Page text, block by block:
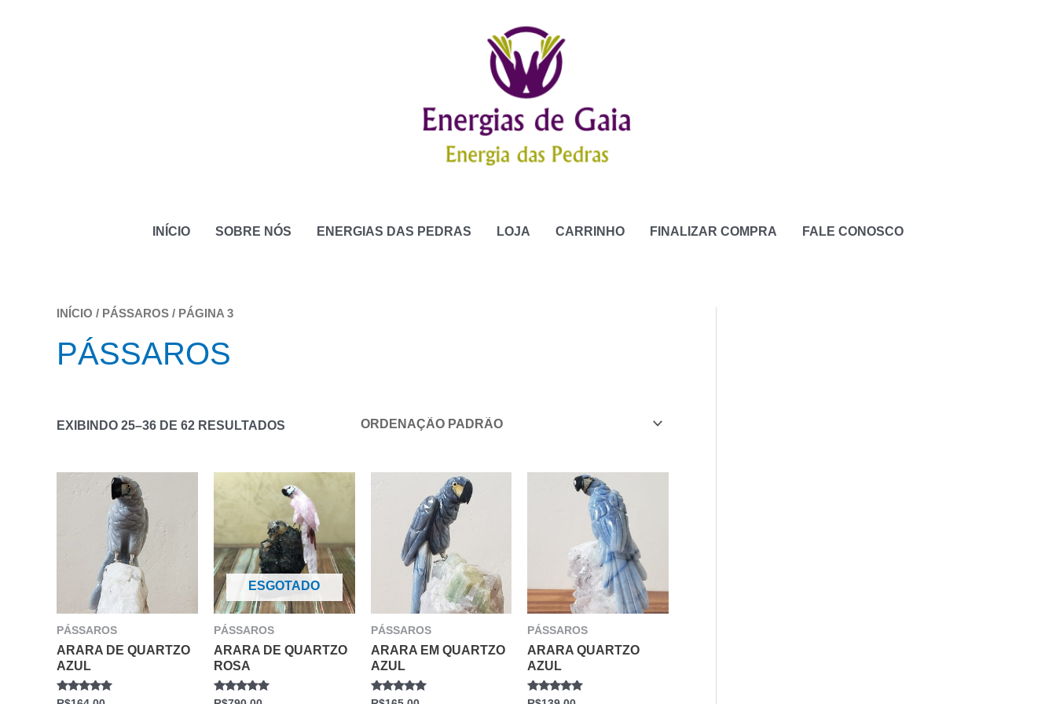
INÍCIO SOBRE NÓS ENERGIAS DAS PEDRAS LOJA CARRINHO FINALIZAR COMPRA FALE CONOSCO
INÍCIO / PÁSSAROS / PÁGINA 3
PÁSSAROS
EXIBINDO 25–36 DE 62 RESULTADOS
PÁSSAROS
ARARA DE QUARTZO
AZUL
AVALIAÇÃO
ESGOTADO
PÁSSAROS
ARARA DE QUARTZO
ROSA
AVALIAÇÃO
PÁSSAROS
ARARA EM QUARTZO
AZUL
AVALIAÇÃO
PÁSSAROS
ARARA QUARTZO
AZUL
AVALIAÇÃO